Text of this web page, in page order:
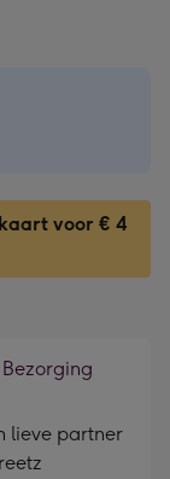
voor € 4
Bezorging
lieve partner